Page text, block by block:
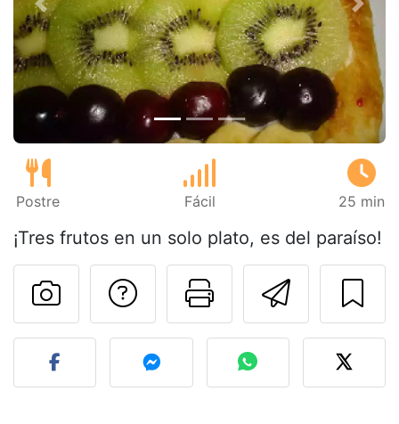
Anterior
Postre Fácil 25 min
¡Tres frutos en un solo plato, es del paraíso!
Imprimir
Preguntar al autor
Publicar la foto de esta